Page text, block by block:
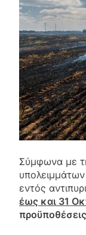
Σύμφωνα με
υπολειμμάτων
εντός
έως και 31
προϋποθέσεις